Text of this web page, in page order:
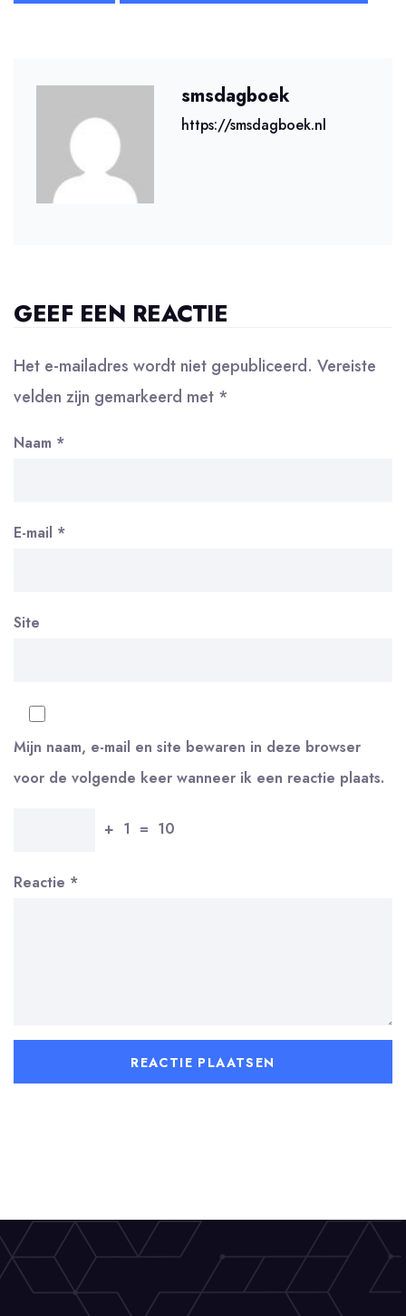
smsdagboek
https://smsdagboek.nl
GEEF EEN REACTIE
Het e-mailadres wordt niet gepubliceerd. Vereiste
velden zijn gemarkeerd met *
Naam *
E-mail *
Site
Mijn naam, e-mail en site bewaren in deze browser
voor de volgende keer wanneer ik een reactie plaats.
+ 1 = 10
Reactie *